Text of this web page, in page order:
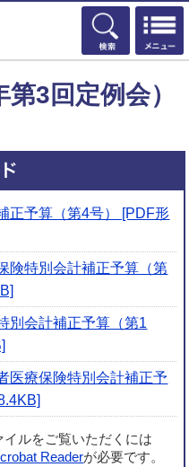
検索
3回定例会）
正予算（第4号） [PDF形
険特別会計補正予算（第
別会計補正予算（第1
医療保険特別会計補正予
イルをご覧いただくには
Readerが必要です。